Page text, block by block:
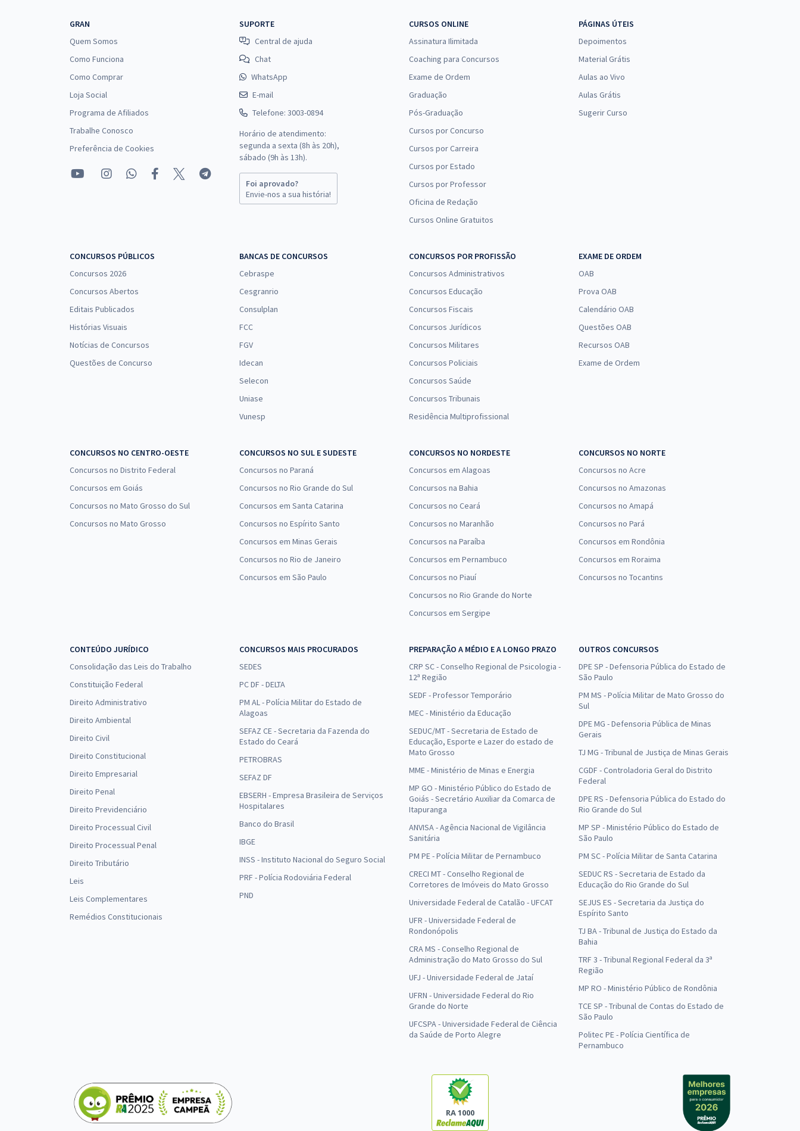
GRAN
Quem Somos
Como Funciona
Como Comprar
Loja Social
Programa de Afiliados
Trabalhe Conosco
Preferência de Cookies
SUPORTE
Central de ajuda
Chat
WhatsApp
E-mail
Telefone: 3003-0894
Horário de atendimento:
segunda a sexta (8h às 20h),
sábado (9h às 13h).
Foi aprovado?
Envie-nos a sua história!
CURSOS ONLINE
Assinatura Ilimitada
Coaching para Concursos
Exame de Ordem
Graduação
Pós-Graduação
Cursos por Concurso
Cursos por Carreira
Cursos por Estado
Cursos por Professor
Oficina de Redação
Cursos Online Gratuitos
PÁGINAS ÚTEIS
Depoimentos
Material Grátis
Aulas ao Vivo
Aulas Grátis
Sugerir Curso
CONCURSOS PÚBLICOS
Concursos 2026
Concursos Abertos
Editais Publicados
Histórias Visuais
Notícias de Concursos
Questões de Concurso
BANCAS DE CONCURSOS
Cebraspe
Cesgranrio
Consulplan
FCC
FGV
Idecan
Selecon
Uniase
Vunesp
CONCURSOS POR PROFISSÃO
Concursos Administrativos
Concursos Educação
Concursos Fiscais
Concursos Jurídicos
Concursos Militares
Concursos Policiais
Concursos Saúde
Concursos Tribunais
Residência Multiprofissional
EXAME DE ORDEM
OAB
Prova OAB
Calendário OAB
Questões OAB
Recursos OAB
Exame de Ordem
CONCURSOS NO CENTRO-OESTE
Concursos no Distrito Federal
Concursos em Goiás
Concursos no Mato Grosso do Sul
Concursos no Mato Grosso
CONCURSOS NO SUL E SUDESTE
Concursos no Paraná
Concursos no Rio Grande do Sul
Concursos em Santa Catarina
Concursos no Espírito Santo
Concursos em Minas Gerais
Concursos no Rio de Janeiro
Concursos em São Paulo
CONCURSOS NO NORDESTE
Concursos em Alagoas
Concursos na Bahia
Concursos no Ceará
Concursos no Maranhão
Concursos na Paraíba
Concursos em Pernambuco
Concursos no Piauí
Concursos no Rio Grande do Norte
Concursos em Sergipe
CONCURSOS NO NORTE
Concursos no Acre
Concursos no Amazonas
Concursos no Amapá
Concursos no Pará
Concursos em Rondônia
Concursos em Roraima
Concursos no Tocantins
CONTEÚDO JURÍDICO
Consolidação das Leis do Trabalho
Constituição Federal
Direito Administrativo
Direito Ambiental
Direito Civil
Direito Constitucional
Direito Empresarial
Direito Penal
Direito Previdenciário
Direito Processual Civil
Direito Processual Penal
Direito Tributário
Leis
Leis Complementares
Remédios Constitucionais
CONCURSOS MAIS PROCURADOS
SEDES
PC DF - DELTA
PM AL - Polícia Militar do Estado de
Alagoas
SEFAZ CE - Secretaria da Fazenda do
Estado do Ceará
PETROBRAS
SEFAZ DF
EBSERH - Empresa Brasileira de Serviços
Hospitalares
Banco do Brasil
IBGE
INSS - Instituto Nacional do Seguro Social
PRF - Polícia Rodoviária Federal
PND
PREPARAÇÃO A MÉDIO E A LONGO PRAZO
CRP SC - Conselho Regional de Psicologia -
12ª Região
SEDF - Professor Temporário
MEC - Ministério da Educação
SEDUC/MT - Secretaria de Estado de
Educação, Esporte e Lazer do estado de
Mato Grosso
MME - Ministério de Minas e Energia
MP GO - Ministério Público do Estado de
Goiás - Secretário Auxiliar da Comarca de
Itapuranga
ANVISA - Agência Nacional de Vigilância
Sanitária
PM PE - Polícia Militar de Pernambuco
CRECI MT - Conselho Regional de
Corretores de Imóveis do Mato Grosso
Universidade Federal de Catalão - UFCAT
UFR - Universidade Federal de
Rondonópolis
CRA MS - Conselho Regional de
Administração do Mato Grosso do Sul
UFJ - Universidade Federal de Jataí
UFRN - Universidade Federal do Rio
Grande do Norte
UFCSPA - Universidade Federal de Ciência
da Saúde de Porto Alegre
OUTROS CONCURSOS
DPE SP - Defensoria Pública do Estado de
São Paulo
PM MS - Polícia Militar de Mato Grosso do
Sul
DPE MG - Defensoria Pública de Minas
Gerais
TJ MG - Tribunal de Justiça de Minas Gerais
CGDF - Controladoria Geral do Distrito
Federal
DPE RS - Defensoria Pública do Estado do
Rio Grande do Sul
MP SP - Ministério Público do Estado de
São Paulo
PM SC - Polícia Militar de Santa Catarina
SEDUC RS - Secretaria de Estado da
Educação do Rio Grande do Sul
SEJUS ES - Secretaria da Justiça do
Espírito Santo
TJ BA - Tribunal de Justiça do Estado da
Bahia
TRF 3 - Tribunal Regional Federal da 3ª
Região
MP RO - Ministério Público de Rondônia
TCE SP - Tribunal de Contas do Estado de
São Paulo
Politec PE - Polícia Científica de
Pernambuco
RA 1000